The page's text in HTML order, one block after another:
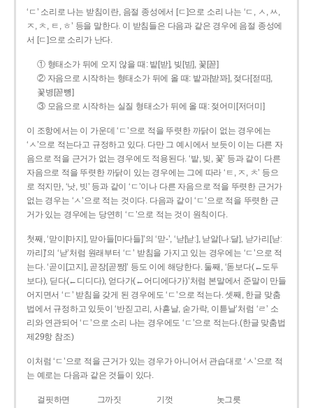
‘ㄷ’ 소리로 나는 받침이란, 음절 종성에서 [ㄷ]으로 소리 나는 ‘ㄷ, ㅅ, ㅆ,
ㅈ, ㅊ, ㅌ, ㅎ’ 등을 말한다. 이 받침들은 다음과 같은 경우에 음절 종성에
서 [ㄷ]으로 소리가 난다.
① 형태소가 뒤에 오지 않을 때: 밭[받], 빚[빋], 꽃[꼳]
② 자음으로 시작하는 형태소가 뒤에 올 때: 밭과[받꽈], 젖다[젇따],
꽃병[꼳뼝]
③ 모음으로 시작하는 실질 형태소가 뒤에 올 때: 젖어미[저더미]
이 조항에서는 이 가운데 ‘ㄷ’으로 적을 뚜렷한 까닭이 없는 경우에는
‘ㅅ’으로 적는다고 규정하고 있다. 다만 그 예시에서 보듯이 이는 다른 자
음으로 적을 근거가 없는 경우에도 적용된다. ‘밭, 빚, 꽃’ 등과 같이 다른
자음으로 적을 뚜렷한 까닭이 있는 경우에는 그에 따라 ‘ㅌ, ㅈ, ㅊ’ 등으
로 적지만, ‘낫, 빗’ 등과 같이 ‘ㄷ’이나 다른 자음으로 적을 뚜렷한 근거가
없는 경우는 ‘ㅅ’으로 적는 것이다. 다음과 같이 ‘ㄷ’으로 적을 뚜렷한 근
거가 있는 경우에는 당연히 ‘ㄷ’으로 적는 것이 원칙이다.
첫째, ‘맏이[마지], 맏아들[마다들]’의 ‘맏-’, ‘낟[낟ː], 낟알[나ː달], 낟가리[낟ː
까리]’의 ‘낟’처럼 원래부터 ‘ㄷ’ 받침을 가지고 있는 경우에는 ‘ㄷ’으로 적
는다. ‘곧이[고지], 곧장[곧짱]’ 등도 이에 해당한다. 둘째, ‘돋보다(←도두
보다), 딛다(←디디다), 얻다가(←어디에다가)’처럼 본말에서 준말이 만들
어지면서 ‘ㄷ’ 받침을 갖게 된 경우에도 ‘ㄷ’으로 적는다. 셋째, 한글 맞춤
법에서 규정하고 있듯이 ‘반짇고리, 사흗날, 숟가락, 이튿날’처럼 ‘ㄹ’ 소
리와 연관되어 ‘ㄷ’으로 소리 나는 경우에도 ‘ㄷ’으로 적는다.(한글 맞춤법
제29항 참조)
이처럼 ‘ㄷ’으로 적을 근거가 있는 경우가 아니어서 관습대로 ‘ㅅ’으로 적
는 예로는 다음과 같은 것들이 있다.
걸핏하면 그까짓 기껏
놋그릇